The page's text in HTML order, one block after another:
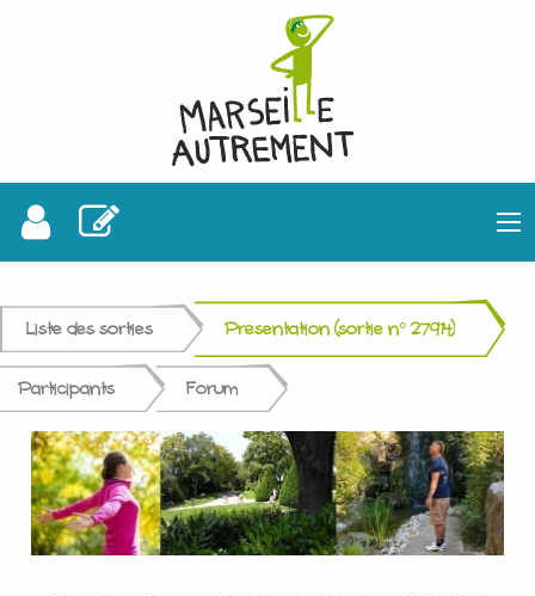
Liste des sorties Présentation (sortie n° 27914)
Participants Forum